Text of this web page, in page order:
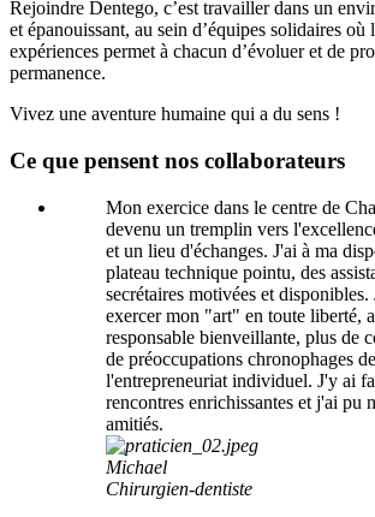
Rejoindre Dentego, c’est travailler dans un
et épanouissant, au sein d’équipes solidaires où
expériences permet à chacun d’évoluer et de
permanence.
Vivez une aventure humaine qui a du sens !
Ce que pensent nos collaborateurs
Mon exercice dans le centre de
devenu un tremplin vers
et un lieu d'échanges. J'ai à ma
plateau technique pointu, des
secrétaires motivées et disponibles.
exercer mon "art" en toute liberté,
responsable bienveillante, plus de
de préoccupations chronophages de
l'entrepreneuriat individuel. J'y ai
rencontres enrichissantes et j'ai pu
amitiés.
Michael
Chirurgien-dentiste